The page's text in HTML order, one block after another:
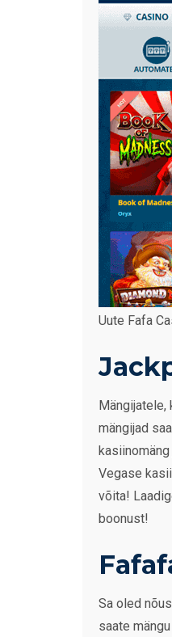
Uute Fafa
Mängijatele,
mängijad
Vegase
võita!
boonust!
Sa oled
saate